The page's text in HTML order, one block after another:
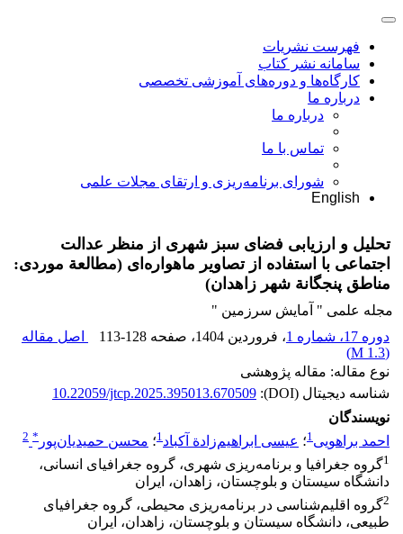
فهرست نشریات
سامانه نشر کتاب
کارگاه‌ها و دوره‌های آموزشی تخصصی
درباره ما
درباره ما
تماس با ما
شورای برنامه‌ریزی و ارتقای مجلات علمی
English
تحلیل و ارزیابی فضای سبز شهری از منظر عدالت
اجتماعی با استفاده از تصاویر ماهواره‌ای (مطالعة موردی:
مناطق پنجگانة شهر زاهدان)
مجله علمی " آمایش سرزمین "
دوره 17، شماره 1
، فروردین 1404 ، صفحه 113-128
اصل مقاله
(
1.3 M
)
نوع مقاله: مقاله پژوهشی
شناسه دیجیتال (DOI):
10.22059/jtcp.2025.395013.670509
نویسندگان
احمد براهویی1؛ عیسی ابراهیم‌زادة آکباد1؛ محسن حمیدیان‌پور *
2
1گروه جغرافیا و برنامه‌ریزی شهری، گروه جغرافیای انسانی،
دانشگاه سیستان و بلوچستان، زاهدان، ایران
2گروه اقلیم‌شناسی در برنامه‌ریزی محیطی، گروه جغرافیای
طبیعی، دانشگاه سیستان و بلوچستان، زاهدان، ایران